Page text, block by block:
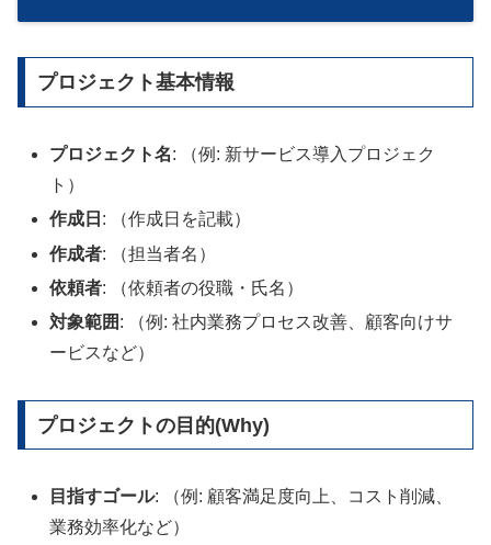
プロジェクト基本情報
プロジェクト名: （例: 新サービス導入プロジェク
ト）
作成日 : （作成日を記載）
作成者: （担当者名）
依頼者: （依頼者の役職・氏名）
対象範囲: （例: 社内業務プロセス改善、顧客向けサ
ービスなど）
プロジェクトの目的(Why)
目指すゴール: （例: 顧客満足度向上、コスト削減、
業務効率化など）